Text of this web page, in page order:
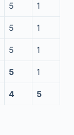
5 1
5 1
5 1
5 1
4 5